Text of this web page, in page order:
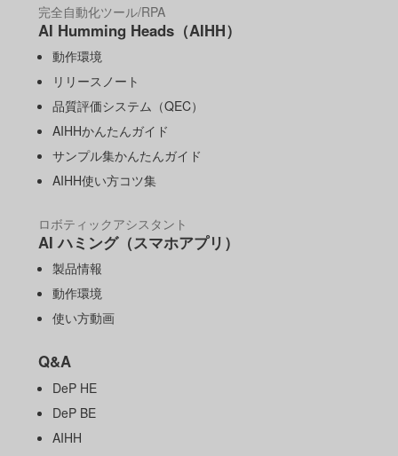
完全自動化ツール/RPA
AI Humming Heads（AIHH）
動作環境
リリースノート
品質評価システム（QEC）
AIHHかんたんガイド
サンプル集かんたんガイド
AIHH使い方コツ集
ロボティックアシスタント
AI ハミング（スマホアプリ）
製品情報
動作環境
使い方動画
Q&A
DeP HE
DeP BE
AIHH